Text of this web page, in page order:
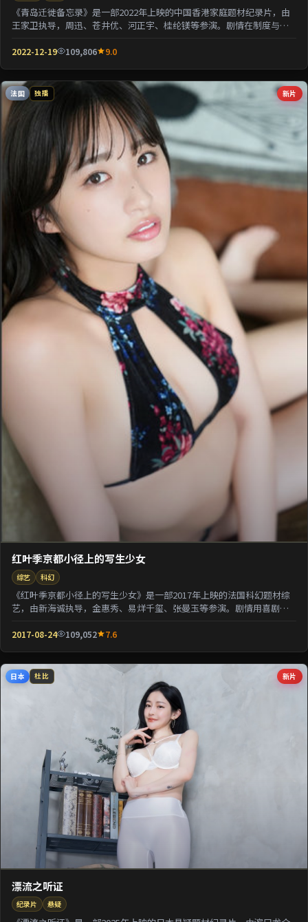
《青岛迁徙备忘录》是一部2022年上映的中国香港家庭题材纪录片，由
王家卫执导，周迅、苍井优、河正宇、桂纶镁等参演。剧情在制度与人
2022-12-19 109,806 9.0
新片
法国 独播
红叶季京都小径上的写生少女
综艺 科幻
《红叶季京都小径上的写生少女》是一部2017年上映的法国科幻题材综
艺，由新海诚执导，金惠秀、易烊千玺、张曼玉等参演。剧情用喜剧外
2017-08-24 109,052 7.6
新片
日本 杜比
漂流之听证
纪录片 悬疑